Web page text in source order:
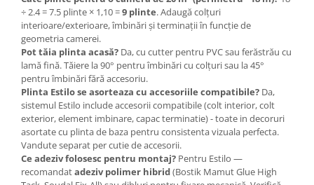
÷ 2.4 = 7.5 plinte × 1,10 =9 plinte. Adaugă colțuri
interioare/exterioare, îmbinări și terminații în funcție de
geometria camerei.
Pot tăia plinta acasă? Da, cu cutter pentru PVC sau ferăstrău cu
lamă fină. Tăiere la 90° pentru îmbinări cu colțuri sau la 45°
pentru îmbinări fără accesoriu.
Plinta Estilo se asorteaza cu accesoriile compatibile? Da,
sistemul Estilo include accesorii compatibile (colt interior, colt
exterior, element imbinare, capac terminatie) - toate in decoruri
asortate cu plinta de baza pentru consistenta vizuala perfecta.
Vandute separat per cutie de accesorii.
Ce adeziv folosesc pentru montaj? Pentru Estilo —
recomandatadeziv polimer hibrid(Bostik Mamut Glue High